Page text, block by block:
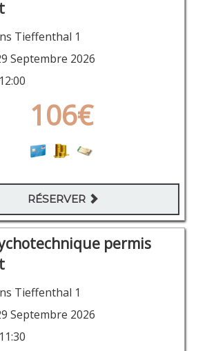
Tieffenthal 1
Septembre 2026
106€
RÉSERVER
permis
Tieffenthal 1
Septembre 2026